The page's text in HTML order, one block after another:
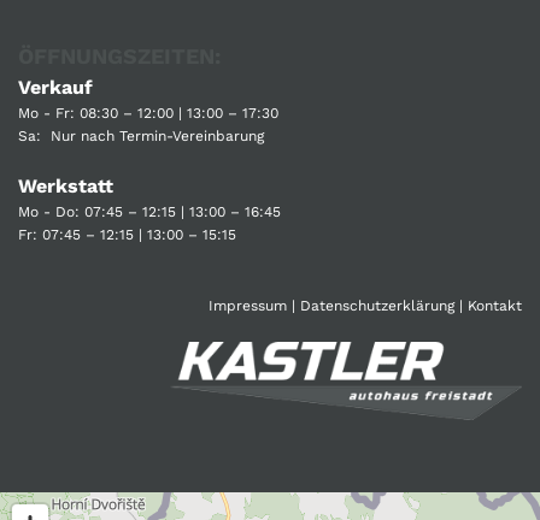
Verkauf
Mo - Fr: 08:30 – 12:00 | 13:00 – 17:30
Sa: Nur nach Termin-Vereinbarung
Werkstatt
Mo - Do: 07:45 – 12:15 | 13:00 – 16:45
Fr: 07:45 – 12:15 | 13:00 – 15:15
Impressum | Datenschutzerklärung| Kontakt